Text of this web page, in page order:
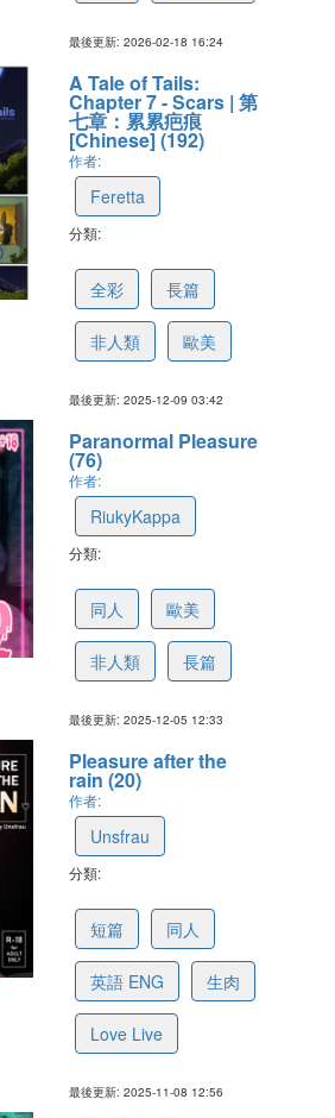
最後更新: 2026-02-18 16:24
A Tale of Tails:
Chapter 7 - Scars | 第
七章：累累疤痕
[Chinese] (192)
作者:
Feretta
分類:
全彩 長篇
非人類 歐美
最後更新: 2025-12-09 03:42
Paranormal Pleasure
(76)
作者:
RiukyKappa
分類:
同人 歐美
非人類 長篇
最後更新: 2025-12-05 12:33
Pleasure after the
rain (20)
作者:
Unsfrau
分類:
短篇 同人
英語 ENG 生肉
Love Live
最後更新: 2025-11-08 12:56